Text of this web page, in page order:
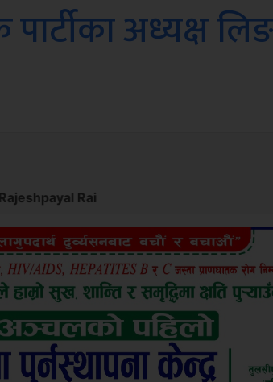
पार्टीका अध्यक्ष